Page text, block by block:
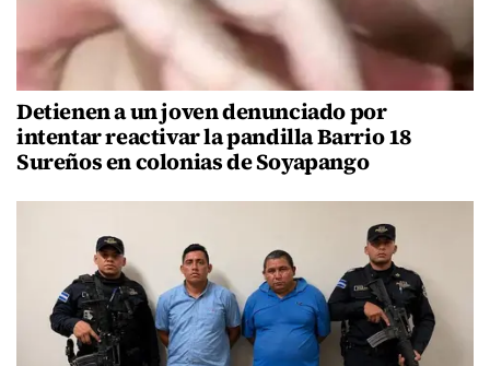
Detienen a un joven denunciado por
intentar reactivar la pandilla Barrio 18
Sureños en colonias de Soyapango